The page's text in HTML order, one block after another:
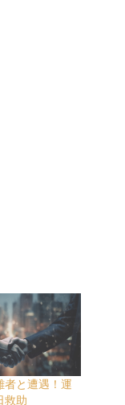
者と遭遇！運
救助